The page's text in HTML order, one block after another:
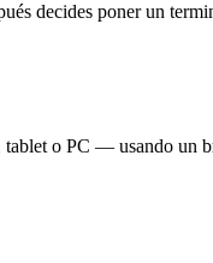
decides poner un
o PC — usando un